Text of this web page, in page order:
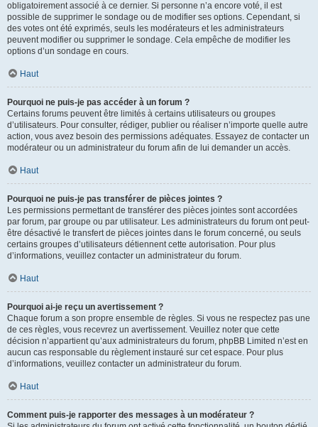
obligatoirement associé à ce dernier. Si personne n’a encore voté, il est
possible de supprimer le sondage ou de modifier ses options. Cependant, si
des votes ont été exprimés, seuls les modérateurs et les administrateurs
peuvent modifier ou supprimer le sondage. Cela empêche de modifier les
options d’un sondage en cours.
Haut
Pourquoi ne puis-je pas accéder à un forum ?
Certains forums peuvent être limités à certains utilisateurs ou groupes
d’utilisateurs. Pour consulter, rédiger, publier ou réaliser n’importe quelle autre
action, vous avez besoin des permissions adéquates. Essayez de contacter un
modérateur ou un administrateur du forum afin de lui demander un accès.
Haut
Pourquoi ne puis-je pas transférer de pièces jointes ?
Les permissions permettant de transférer des pièces jointes sont accordées
par forum, par groupe ou par utilisateur. Les administrateurs du forum ont peut-
être désactivé le transfert de pièces jointes dans le forum concerné, ou seuls
certains groupes d’utilisateurs détiennent cette autorisation. Pour plus
d’informations, veuillez contacter un administrateur du forum.
Haut
Pourquoi ai-je reçu un avertissement ?
Chaque forum a son propre ensemble de règles. Si vous ne respectez pas une
de ces règles, vous recevrez un avertissement. Veuillez noter que cette
décision n’appartient qu’aux administrateurs du forum, phpBB Limited n’est en
aucun cas responsable du règlement instauré sur cet espace. Pour plus
d’informations, veuillez contacter un administrateur du forum.
Haut
Comment puis-je rapporter des messages à un modérateur ?